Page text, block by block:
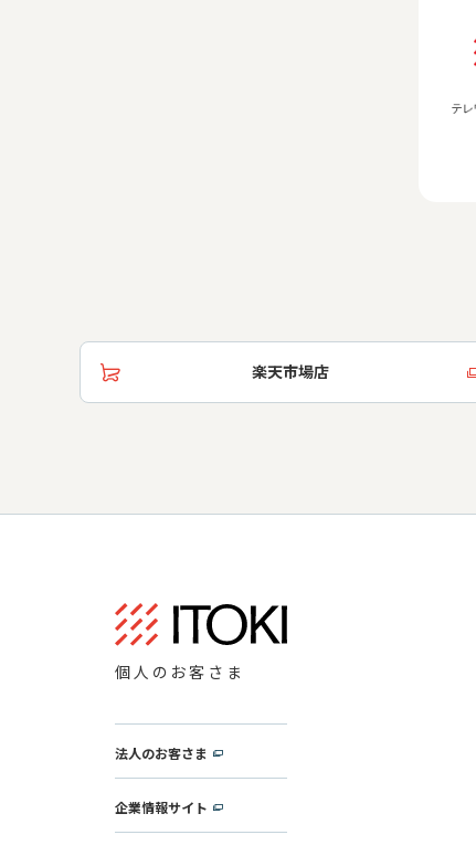
楽天市場店
個人のお客さま
法人のお客さま
企業情報サイト